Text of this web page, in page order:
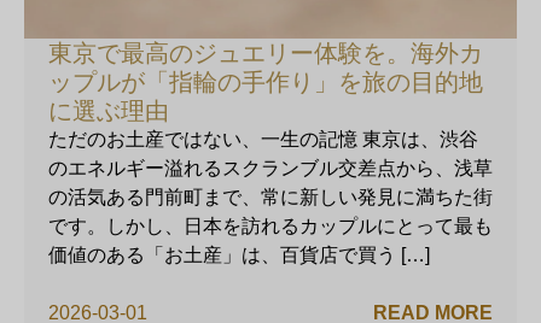
東京で最高のジュエリー体験を。海外カ
ップルが「指輪の手作り」を旅の目的地
に選ぶ理由
2026-03-01
ただのお土産ではない、一生の記憶 東京は、渋谷
のエネルギー溢れるスクランブル交差点から、浅草
の活気ある門前町まで、常に新しい発見に満ちた街
です。しかし、日本を訪れるカップルにとって最も
価値のある「お土産」は、百貨店で買う […]
READ MORE